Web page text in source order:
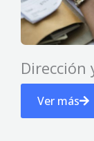
Ver más